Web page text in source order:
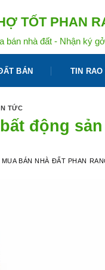
TỐT PHAN
bán nhà đất - Nhận ký
BÁN TIN RAO
TỨC
động
MUA BÁN NHÀ ĐẤT PHAN